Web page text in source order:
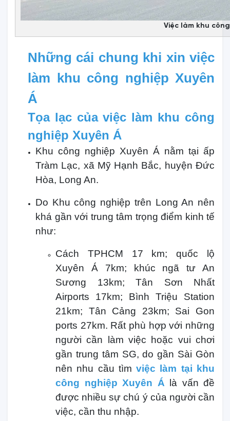
Việc làm khu
Những cái chung khi xin việc
làm khu công nghiệp Xuyên
Á
Tọa lạc của việc làm khu công
nghiệp Xuyên Á
Khu công nghiệp Xuyên Á nằm tại ấp
Tràm Lạc, xã Mỹ Hạnh Bắc, huyện Đức
Hòa, Long An.
Do Khu công nghiệp trên Long An nên
khá gần với trung tâm trọng điểm kinh tế
như:
Cách TPHCM 17 km; quốc lộ
Xuyên Á 7km; khúc ngã tư An
Sương 13km; Tân Sơn Nhất
Airports 17km; Bình Triệu Station
21km; Tân Cảng 23km; Sai Gon
ports 27km. Rất phù hợp với những
người cần làm việc hoặc vui chơi
gần trung tâm SG, do gần Sài Gòn
nên nhu cầu tìmviệc làm tại khu
công nghiệp Xuyên Á là vấn đề
được nhiều sự chú ý của người cần
việc, cần thu nhập.